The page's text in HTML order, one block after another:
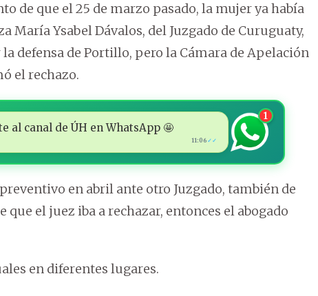
de que el 25 de marzo pasado, la mujer ya había
María Ysabel Dávalos, del Juzgado de Curuguaty,
defensa de Portillo, pero la Cámara de Apelación
el rechazo.
al canal de ÚH en WhatsApp 🤩
11:06 ✓✓
1
en abril ante otro Juzgado, también de
el juez iba a rechazar, entonces el abogado
en diferentes lugares.